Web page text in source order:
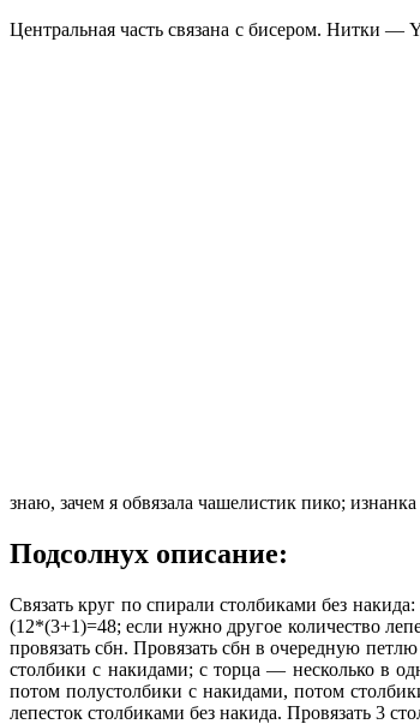
Центральная часть связана с бисером. Нитки
знаю, зачем я обвязала чашелистик пико;
Подсолнух описание:
Связать круг по спирали столбиками без
(12*(3+1)=48; если нужно другое количество
провязать сбн. Провязать сбн в очередную
столбики с накидами; с торца — несколько в
потом полустолбики с накидами, потом
лепесток столбиками без накида. Провязать 3